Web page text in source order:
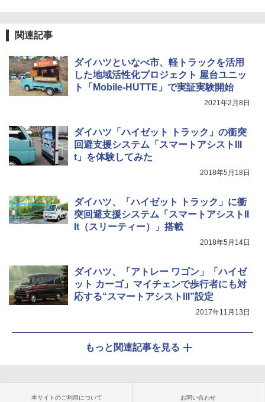
関連記事
ダイハツといなべ市、軽トラックを活用
した地域活性化プロジェクト 屋台ユニッ
ト「Mobile-HUTTE」で実証実験開始
2021年2月8日
ダイハツ「ハイゼット トラック」の衝突
回避支援システム「スマートアシストIII
t」を体験してみた
2018年5月18日
ダイハツ、「ハイゼット トラック」に衝
突回避支援システム「スマートアシストII
It（スリーティー）」搭載
2018年5月14日
ダイハツ、「アトレー ワゴン」「ハイゼ
ット カーゴ」マイチェンで歩行者にも対
応する“スマートアシストIII”設定
2017年11月13日
もっと関連記事を見る
本サイトのご利用について お問い合わせ